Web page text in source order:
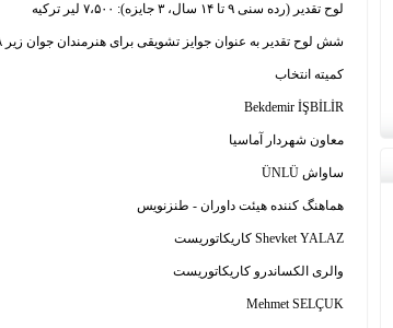
لوح تقدیر (رده سنی ۹ تا ۱۴ سال، ۳ جایزه): ۷،۵۰۰ لیر ترکیه
شش لوح تقدیر به عنوان جوایز تشویقی برای هنرمندان جوان زیر ۱۸ سال اهدا خواهد شد.
کمیته انتخاب
Bekdemir İŞBİLİR
معاون شهردار آماسیا
ساواش ÜNLÜ
هماهنگ کننده هیئت داوران - طنزنویس
Shevket YALAZ کاریکاتوریست
والری الکساندرو کاریکاتوریست
Mehmet SELÇUK